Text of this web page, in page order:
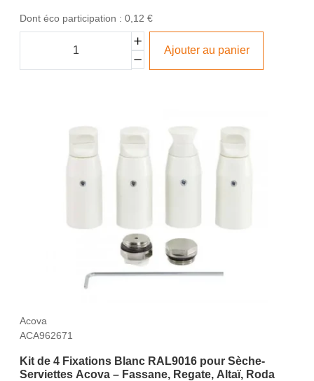
Dont éco participation : 0,12 €
Ajouter au panier
Acova
ACA962671
Kit de 4 Fixations Blanc RAL9016 pour Sèche-
Serviettes Acova – Fassane, Regate, Altaï, Roda